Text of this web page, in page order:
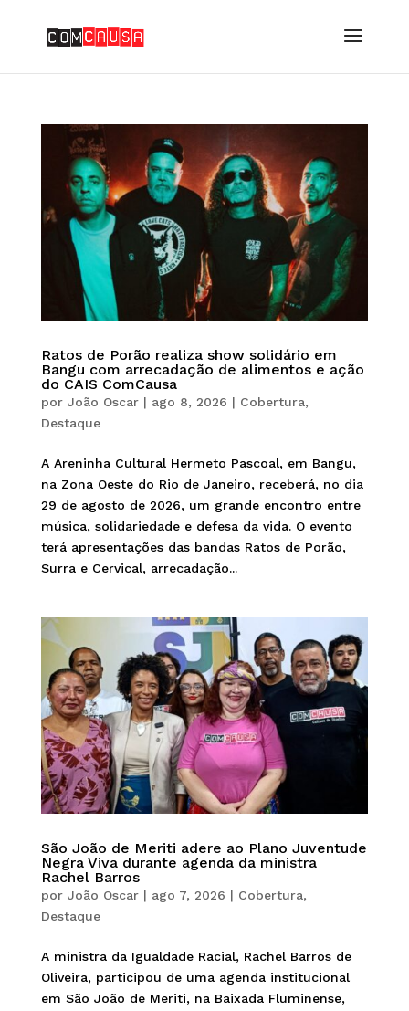
Ratos de Porão realiza show solidário em
Bangu com arrecadação de alimentos e ação
do CAIS ComCausa
por João Oscar| ago 8, 2026 | Cobertura,
Destaque
A Areninha Cultural Hermeto Pascoal, em Bangu,
na Zona Oeste do Rio de Janeiro, receberá, no dia
29 de agosto de 2026, um grande encontro entre
música, solidariedade e defesa da vida. O evento
terá apresentações das bandas Ratos de Porão,
Surra e Cervical, arrecadação...
São João de Meriti adere ao Plano Juventude
Negra Viva durante agenda da ministra
Rachel Barros
por João Oscar| ago 7, 2026 | Cobertura,
Destaque
A ministra da Igualdade Racial, Rachel Barros de
Oliveira, participou de uma agenda institucional
em São João de Meriti, na Baixada Fluminense,